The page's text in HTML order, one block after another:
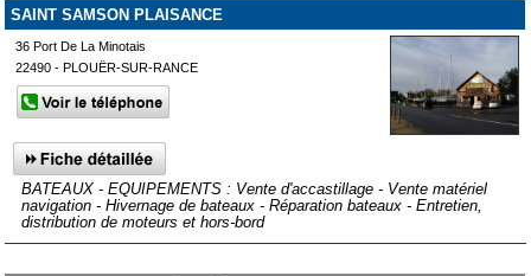
SAINT SAMSON PLAISANCE
36 Port De La Minotais
22490 - PLOUËR-SUR-RANCE
BATEAUX - EQUIPEMENTS : Vente d'accastillage - Vente matériel
navigation - Hivernage de bateaux - Réparation bateaux - Entretien,
distribution de moteurs et hors-bord